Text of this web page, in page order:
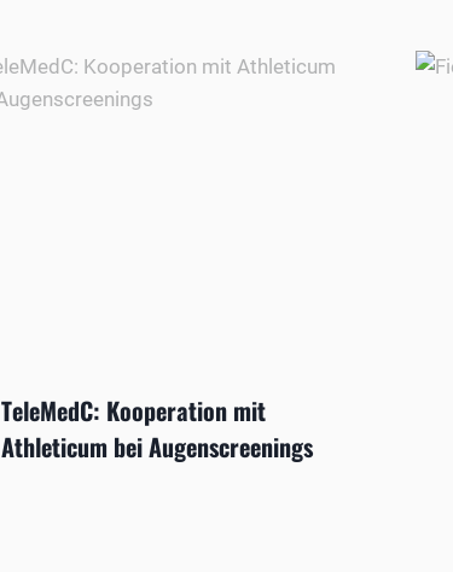
TeleMedC: Kooperation mit
Athleticum bei Augenscreenings